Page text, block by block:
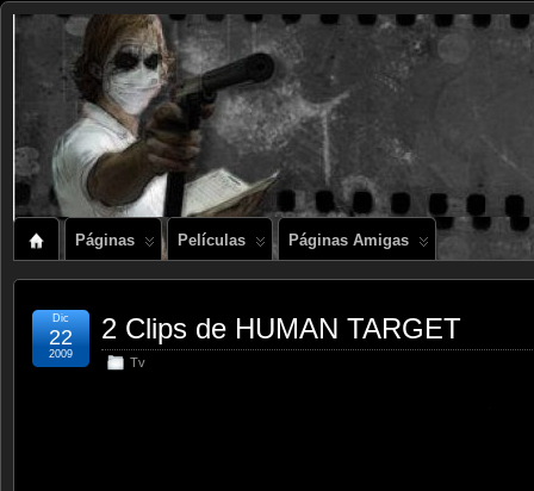
Páginas Películas Páginas Amigas
2 Clips de HUMAN TARGET
Tv
Dic
22
2009